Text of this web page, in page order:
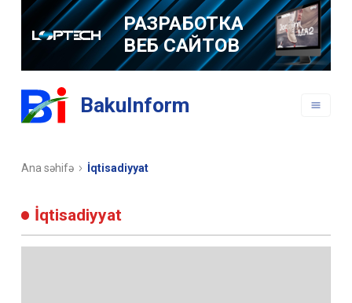
РАЗРАБОТКА
ВЕБ САЙТОВ
МОБИЛЬНЫХ
BakuInform
Ana səhifə İqtisadiyyat
İqtisadiyyat